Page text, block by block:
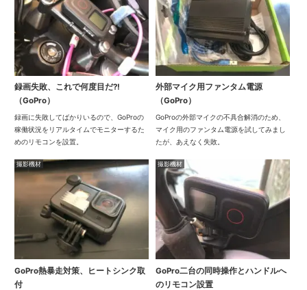
録画失敗、これで何度目だ?!
（GoPro）
録画に失敗してばかりいるので、GoProの
稼働状況をリアルタイムでモニターするた
めのリモコンを設置。
外部マイク用ファンタム電源
（GoPro）
GoProの外部マイクの不具合解消のため、
マイク用のファンタム電源を試してみまし
たが、あえなく失敗。
撮影機材
GoPro熱暴走対策、ヒートシンク取
付
撮影機材
GoPro二台の同時操作とハンドルへ
のリモコン設置